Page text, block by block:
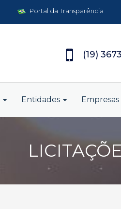
Portal da Transparência
(19)
Entidades Empresas